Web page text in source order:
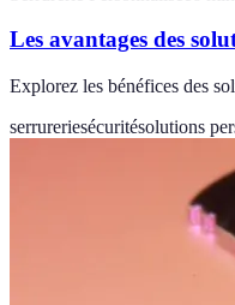
Les avantages des
Explorez les bénéfices des
serrureriesécuritésolutions